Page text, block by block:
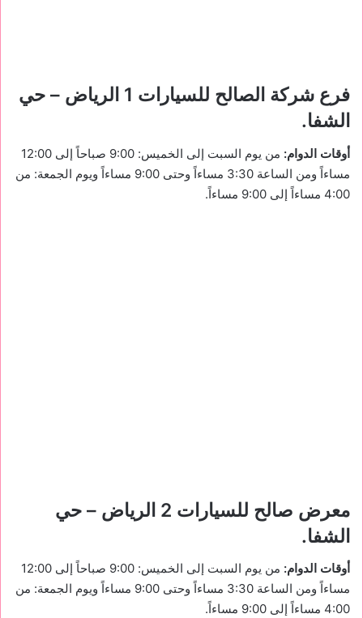
فرع شركة الصالح للسيارات 1
الرياض – حي
الشفا.
أوقات الدوام:
من يوم السبت إلى الخميس: 9:00 صباحاً إلى 12:00
مساءاً ومن الساعة 3:30 مساءاً وحتى 9:00 مساءاً ويوم الجمعة: من
4:00 مساءاً إلى 9:00 مساءاً.
معرض صالح للسيارات 2
الرياض – حي
الشفا.
أوقات الدوام:
من يوم السبت إلى الخميس: 9:00 صباحاً إلى 12:00
مساءاً ومن الساعة 3:30 مساءاً وحتى 9:00 مساءاً ويوم الجمعة: من
4:00 مساءاً إلى 9:00 مساءاً.